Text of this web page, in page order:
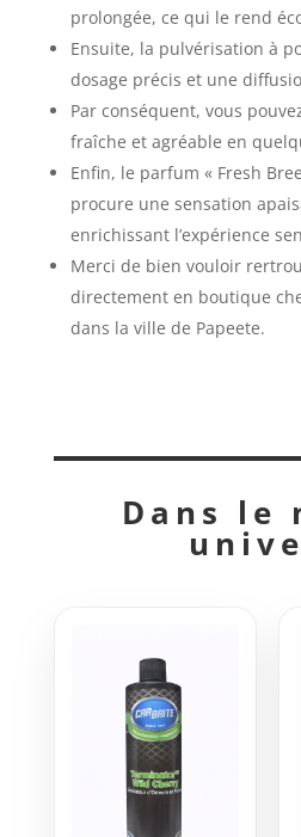
prolongée, ce qui le rend
Ensuite, la pulvérisation à
dosage précis et une
Par conséquent, vous
fraîche et agréable en
Enfin, le parfum « Fresh
procure une sensation
enrichissant l’expérience
Merci de bien vouloir
directement en boutique
dans la ville de Papeete.
Dans le